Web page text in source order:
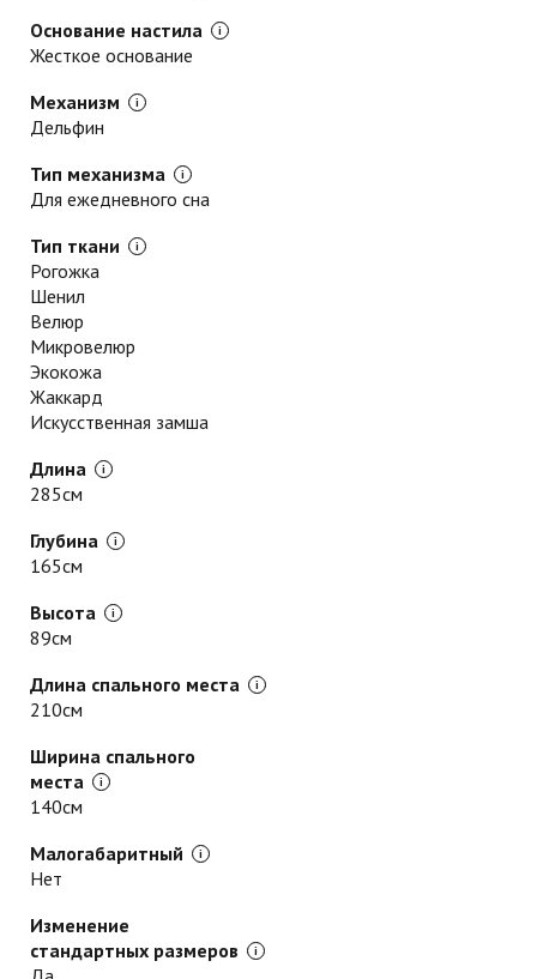
Основание настила
Жесткое основание
Механизм
Дельфин
Тип механизма
Для ежедневного сна
Тип ткани
Рогожка
Шенил
Велюр
Микровелюр
Экокожа
Жаккард
Искусственная замша
Длина
285см
Глубина
165см
Высота
89см
Длина спального места
210см
Ширина спального
места
140см
Малогабаритный
Нет
Изменение
стандартных размеров